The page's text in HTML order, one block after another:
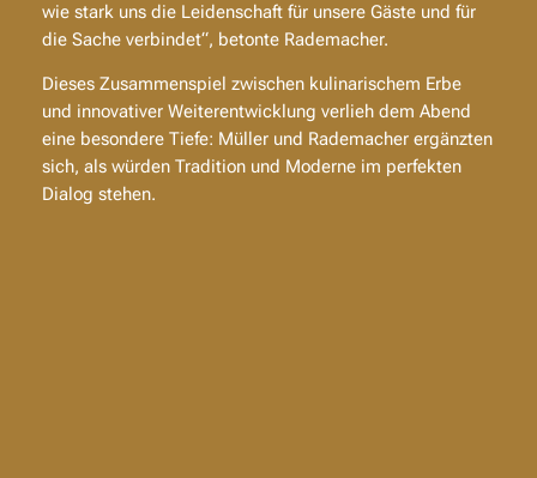
wie stark uns die Leidenschaft für unsere Gäste und für
die Sache verbindet“, betonte Rademacher.
Dieses Zusammenspiel zwischen kulinarischem Erbe
und innovativer Weiterentwicklung verlieh dem Abend
eine besondere Tiefe: Müller und Rademacher ergänzten
sich, als würden Tradition und Moderne im perfekten
Dialog stehen.